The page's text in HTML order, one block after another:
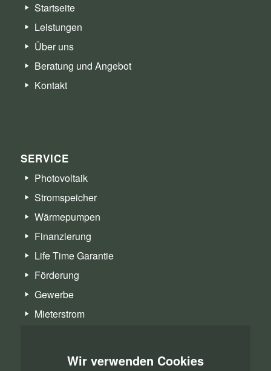
Startseite
Leistungen
Über uns
Beratung und Angebot
Kontakt
SERVICE
Photovoltaik
Stromspeicher
Wärmepumpen
Finanzierung
Life Time Garantie
Förderung
Gewerbe
Mieterstrom
Wir verwenden Cookies